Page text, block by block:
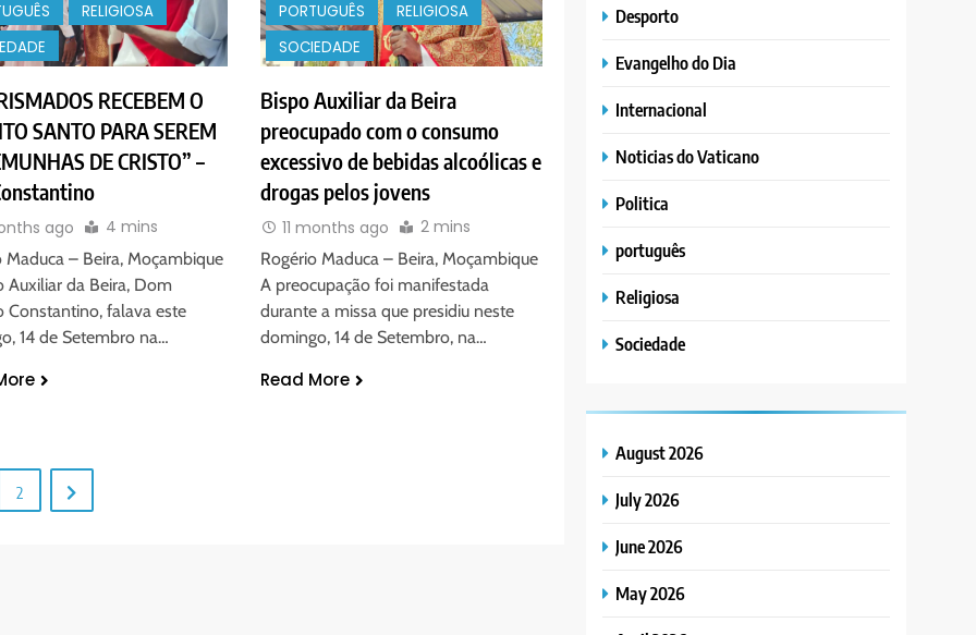
RELIGIOSA
RECEBEM O
SANTO PARA SEREM
DE CRISTO” –
ago 4 mins
Maduca – Beira, Moçambique
Auxiliar da Beira, Dom
Constantino, falava este
14 de Setembro na…
PORTUGUÊS
RELIGIOSA
SOCIEDADE
Bispo Auxiliar da Beira
preocupado com o consumo
excessivo de bebidas alcoólicas e
drogas pelos jovens
11 months ago 2 mins
Rogério Maduca – Beira, Moçambique
A preocupação foi manifestada
durante a missa que presidiu neste
domingo, 14 de Setembro, na…
Read More
2
Desporto
Evangelho do Dia
Internacional
Noticias do Vaticano
Politica
português
Religiosa
Sociedade
August 2026
July 2026
June 2026
May 2026